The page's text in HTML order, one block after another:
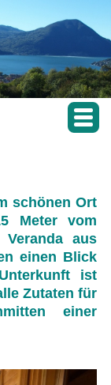
schönen Ort
Meter vom
aus
einen Blick
ist
Zutaten für
einer